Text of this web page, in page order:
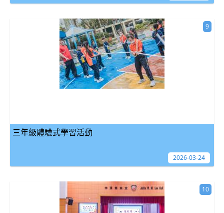
三年級體驗式學習活動
9
2026-03-24
10